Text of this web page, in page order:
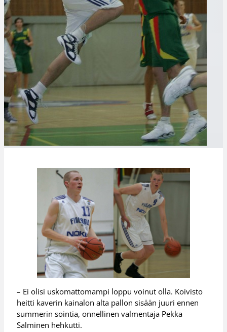
– Ei olisi uskomattomampi loppu voinut olla. Koivisto
heitti kaverin kainalon alta pallon sisään juuri ennen
summerin sointia, onnellinen valmentaja Pekka
Salminen hehkutti.